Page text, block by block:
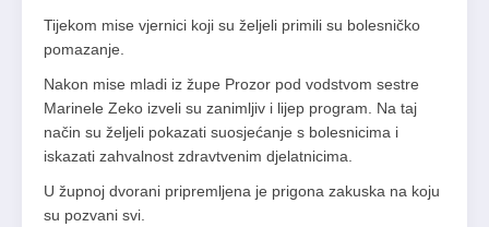
Tijekom mise vjernici koji su željeli primili su bolesničko
pomazanje.
Nakon mise mladi iz župe Prozor pod vodstvom sestre
Marinele Zeko izveli su zanimljiv i lijep program. Na taj
način su željeli pokazati suosjećanje s bolesnicima i
iskazati zahvalnost zdravtvenim djelatnicima.
U župnoj dvorani pripremljena je prigona zakuska na koju
su pozvani svi.